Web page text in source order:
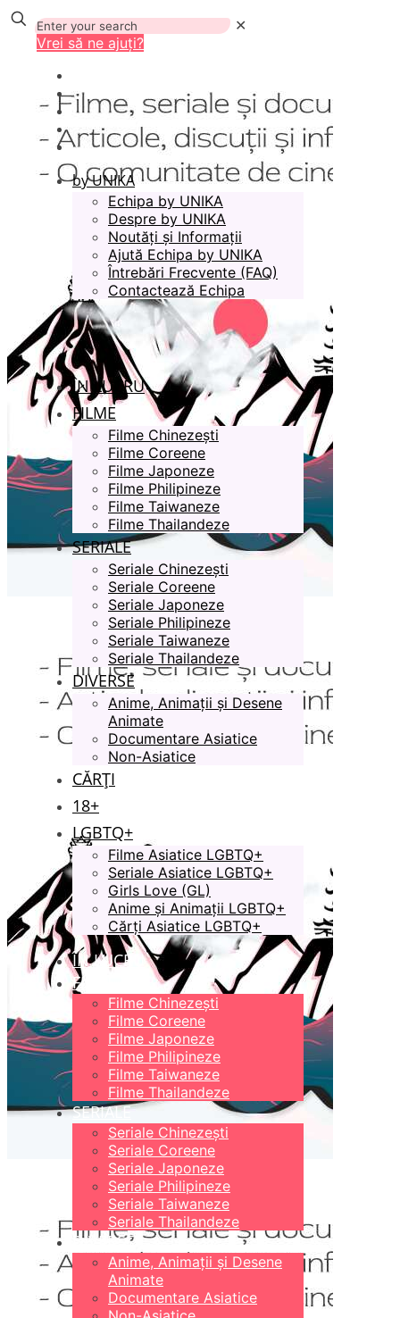
✕
Vrei să ne ajuți?
by UNIKA
Echipa by UNIKA
Despre by UNIKA
Noutăți și Informații
Ajută Echipa by UNIKA
Întrebări Frecvente (FAQ)
Contactează Echipa
ÎN LUCRU
FILME
Filme Chinezești
Filme Coreene
Filme Japoneze
Filme Philipineze
Filme Taiwaneze
Filme Thailandeze
SERIALE
Seriale Chinezești
Seriale Coreene
Seriale Japoneze
Seriale Philipineze
Seriale Taiwaneze
Seriale Thailandeze
DIVERSE
Anime, Animații și Desene
Animate
Documentare Asiatice
Non-Asiatice
CĂRȚI
18+
LGBTQ+
Filme Asiatice LGBTQ+
Seriale Asiatice LGBTQ+
Girls Love (GL)
Anime și Animații LGBTQ+
Cărți Asiatice LGBTQ+
ÎN LUCRU
FILME
Filme Chinezești
Filme Coreene
Filme Japoneze
Filme Philipineze
Filme Taiwaneze
Filme Thailandeze
SERIALE
Seriale Chinezești
Seriale Coreene
Seriale Japoneze
Seriale Philipineze
Seriale Taiwaneze
Seriale Thailandeze
DIVERSE
Anime, Animații și Desene
Animate
Documentare Asiatice